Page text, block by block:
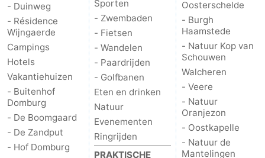
Walcherse
bos
Dishoek
Vlissingen
-
Middelburg
Zeeuws-
Vlaanderen
-
Nieuwvliet
-
Sluis
-
- Duinweg
- Résidence
Wijngaerde
Campings
Hotels
Vakantiehuizen
- Buitenhof
Domburg
- De Boomgaard
- De Zandput
- Hof Domburg
Sporten
- Zwembaden
- Fietsen
- Wandelen
- Paardrijden
- Golfbanen
Eten en drinken
Natuur
Evenementen
Ringrijden
PRAKTISCHE
Oosterschelde
- Burgh
Haamstede
- Natuur Kop van
Schouwen
Walcheren
- Veere
- Natuur
Oranjezon
- Oostkapelle
- Natuur de
Mantelingen